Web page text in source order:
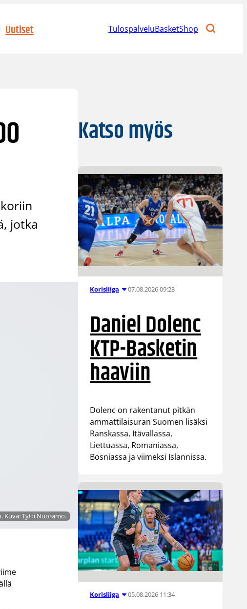
Uutiset TulospalveluBasketShop
jotka
Kuva: Tytti Nuoramo.
Katso myös
Korisliiga 07.08.2026 09:23
Daniel Dolenc
KTP-Basketin
haaviin
Dolenc on rakentanut pitkän
ammattilaisuran Suomen lisäksi
Ranskassa, Itävallassa,
Liettuassa, Romaniassa,
Bosniassa ja viimeksi Islannissa.
Korisliiga 05.08.2026 11:34